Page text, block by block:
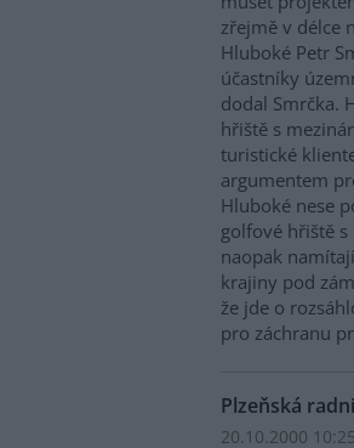
zřejmě v délce
Hluboké Petr
účastníky
dodal Smrčka.
hřiště s
turistické
argumentem
Hluboké nese
golfové hřiště
naopak
krajiny pod
že jde o
pro záchranu
Plzeňská
20.10.2000